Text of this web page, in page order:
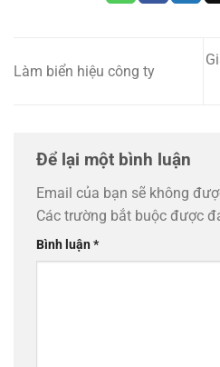
Làm biển hiệu công ty
Để lại một bình luận
Email của bạn sẽ không
Các trường bắt buộc được
Bình luận*